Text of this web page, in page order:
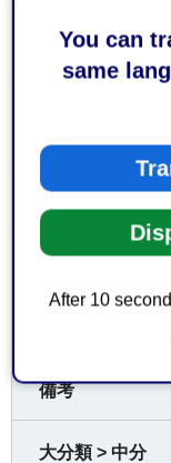
You can
same
After 10
ただくもの
注意事項
備考
大分類 > 中分